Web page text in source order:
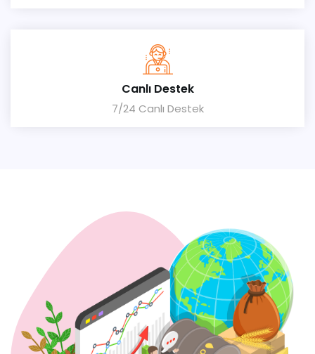
Canlı Destek
7/24 Canlı Destek